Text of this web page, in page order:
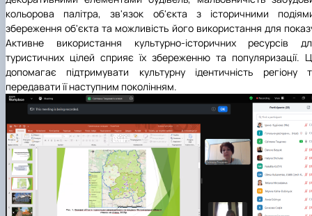
кольорова палітра, зв'язок об'єкта з історичними
збереження об'єкта та можливість його використання для
Активне використання культурно-історичних ресурсів
туристичних цілей сприяє їх збереженню та популяризації.
допомагає підтримувати культурну ідентичність регіону
передавати її наступним поколінням.